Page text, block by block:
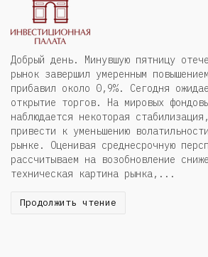
Добрый день. Минувшую пятницу
рынок завершил умеренным
прибавил около 0,9%. Сегодня
открытие торгов. На мировых
наблюдается некоторая
привести к уменьшению
рынке. Оценивая среднесрочную
рассчитываем на возобновление
техническая картина рынка,...
Продолжить чтение